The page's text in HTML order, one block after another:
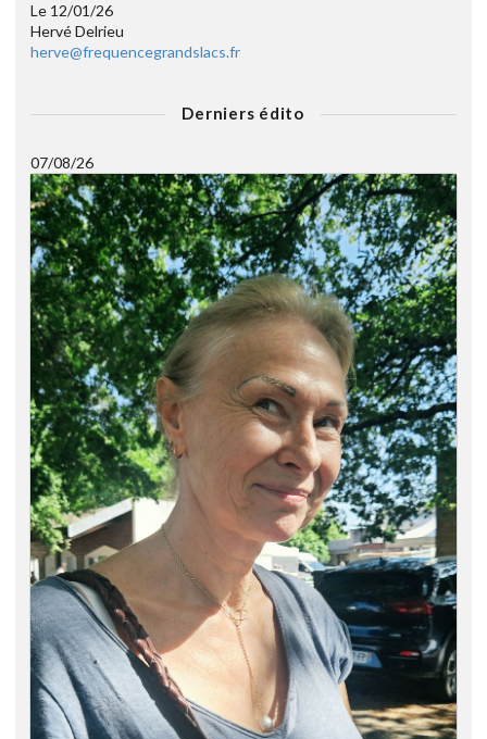
Le 12/01/26
Hervé Delrieu
herve@frequencegrandslacs.fr
Derniers édito
07/08/26